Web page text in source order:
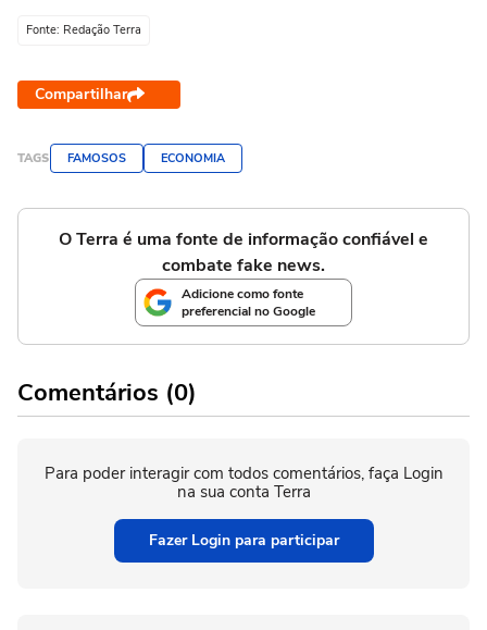
Fonte: Redação Terra
Compartilhar
TAGS FAMOSOS ECONOMIA
O Terra é uma fonte de informação confiável e
combate fake news.
Adicione como fonte
preferencial no Google
Comentários (0)
Para poder interagir com todos comentários, faça Login
na sua conta Terra
Fazer Login para participar